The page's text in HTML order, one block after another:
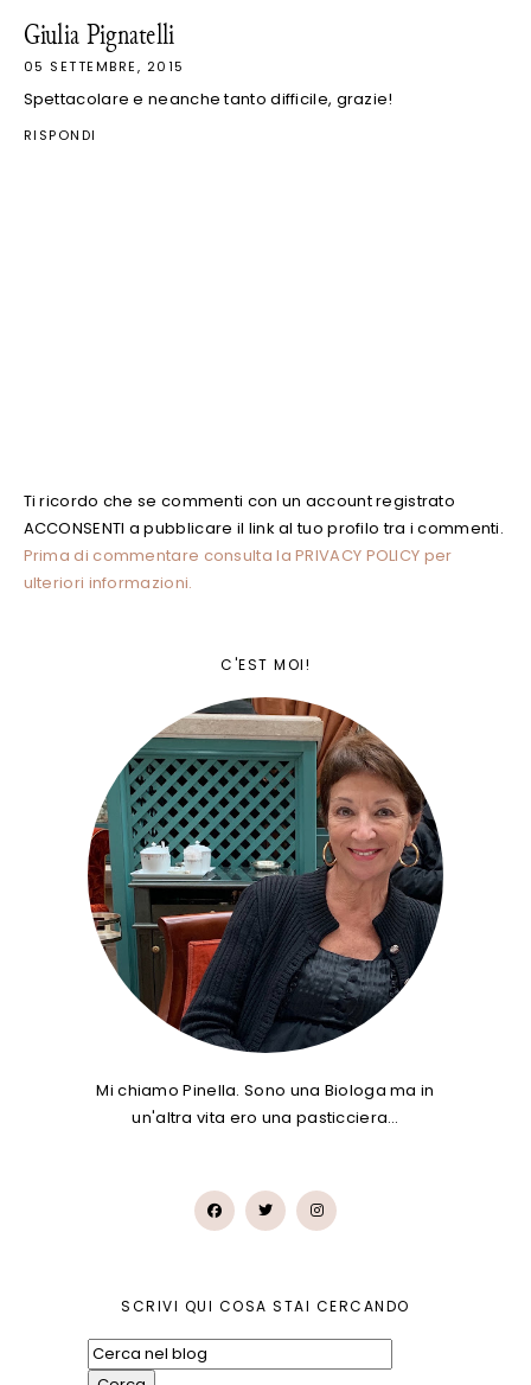
Giulia Pignatelli
05 SETTEMBRE, 2015
Spettacolare e neanche tanto difficile, grazie!
RISPONDI
Ti ricordo che se commenti con un account registrato
ACCONSENTI a pubblicare il link al tuo profilo tra i commenti.
Prima di commentare consulta la PRIVACY POLICY per
ulteriori informazioni.
C'EST MOI!
Mi chiamo Pinella. Sono una Biologa ma in
un'altra vita ero una pasticciera…
SCRIVI QUI COSA STAI CERCANDO